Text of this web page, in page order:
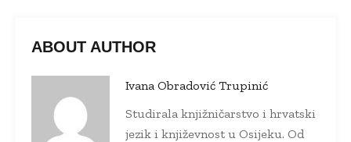
ABOUT AUTHOR
Ivana Obradović Trupinić
Studirala knjižničarstvo i hrvatski
jezik i književnost u Osijeku. Od